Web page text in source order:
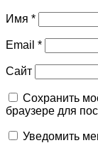
Имя *
Email *
Сайт
Сохранить
браузере для
Уведомить